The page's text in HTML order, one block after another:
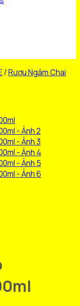
/Rượu Ngâm Chai